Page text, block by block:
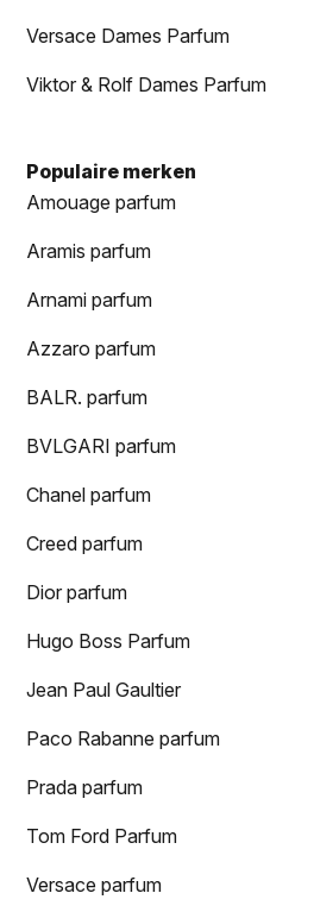
Versace Dames Parfum
Viktor & Rolf Dames Parfum
Populaire merken
Amouage parfum
Aramis parfum
Arnami parfum
Azzaro parfum
BALR. parfum
BVLGARI parfum
Chanel parfum
Creed parfum
Dior parfum
Hugo Boss Parfum
Jean Paul Gaultier
Paco Rabanne parfum
Prada parfum
Tom Ford Parfum
Versace parfum